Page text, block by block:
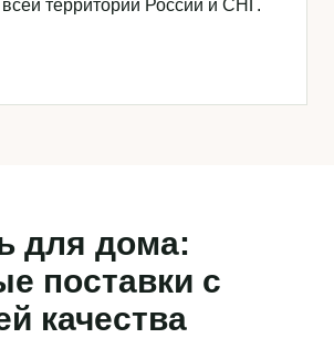
территории России и СНГ.
для дома:
поставки с
качества